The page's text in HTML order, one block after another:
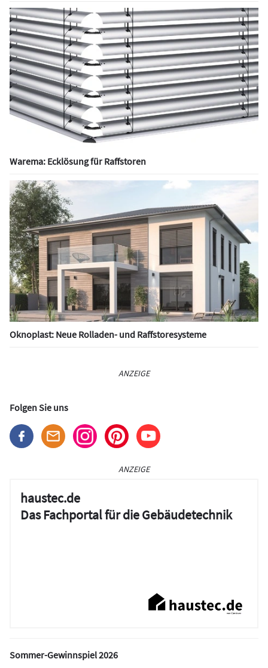
Warema: Ecklösung für Raffstoren
Oknoplast: Neue Rolladen- und Raffstoresysteme
ANZEIGE
Folgen Sie uns
ANZEIGE
haustec.de
Das Fachportal für die Gebäudetechnik
Sommer-Gewinnspiel 2026